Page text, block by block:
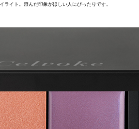
ライト。澄んだ印象がほしい人にぴったりです。